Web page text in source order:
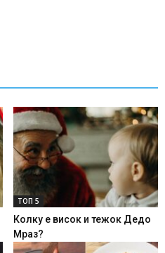
ТОП 5
Колку е висок и тежок Дедо
Мраз?